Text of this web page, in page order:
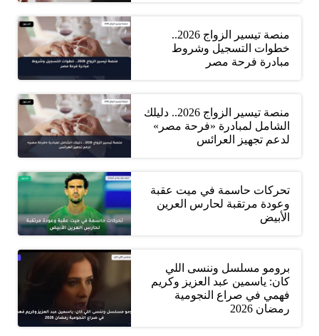
منصة تيسير الزواج 2026..
خطوات التسجيل وشروط
مبادرة فرحة مصر
منصة تيسير الزواج 2026.. دليلك
الشامل لمبادرة «فرحة مصر»
لدعم تجهيز العرائس
تحركات حاسمة في ميت عقبة
وعودة مرتقبة لحارس العرين
الأبيض
برومو مسلسل وننسى اللي
كان: ياسمين عبد العزيز وكريم
فهمي في صراع النجومية
رمضان 2026